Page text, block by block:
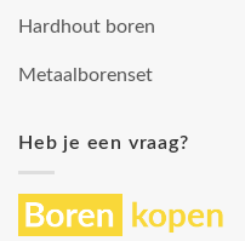
Hardhout boren
Metaalborenset
Heb je een vraag?